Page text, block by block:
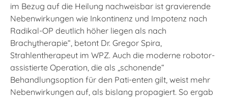
im Bezug auf die Heilung nachweisbar ist gravierende
Nebenwirkungen wie Inkontinenz und Impotenz nach
Radikal-OP deutlich höher liegen als nach
Brachytherapie“, betont Dr. Gregor Spira,
Strahlentherapeut im WPZ. Auch die moderne robotor-
assistierte Operation, die als „schonende“
Behandlungsoption für den Pati-enten gilt, weist mehr
Nebenwirkungen auf, als bislang propagiert. So ergab